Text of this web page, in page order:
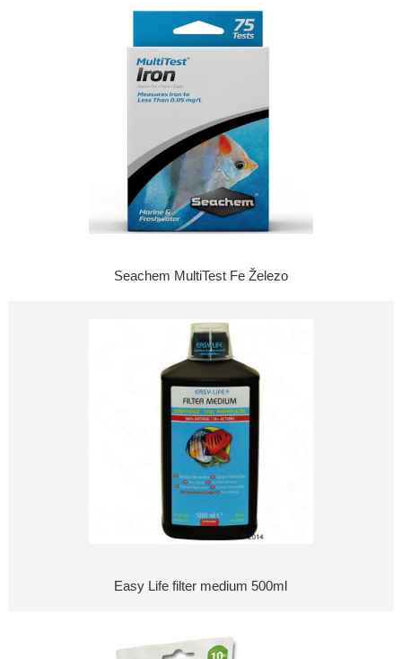
Seachem MultiTest Fe Železo
Easy Life filter medium 500ml